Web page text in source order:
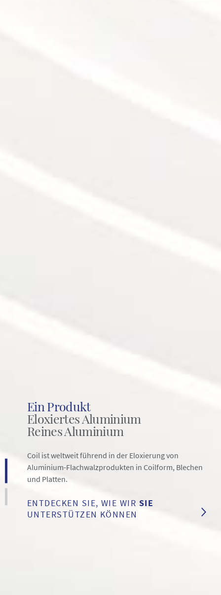
Ein Produkt
Eloxiertes Aluminium
Reines Aluminium
Coil ist weltweit führend in der Eloxierung von
Aluminium-Flachwalzprodukten in Coilform, Blechen
und Platten.
ENTDECKEN SIE, WIE WIR SIE
UNTERSTÜTZEN KÖNNEN